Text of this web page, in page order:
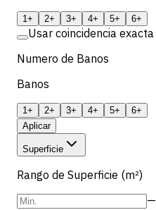
1+ 2+ 3+ 4+ 5+ 6+
Usar coincidencia exacta
Numero de Banos
Banos
1+ 2+ 3+ 4+ 5+
6+
Aplicar
Superficie
Rango de Superficie (m²)
—